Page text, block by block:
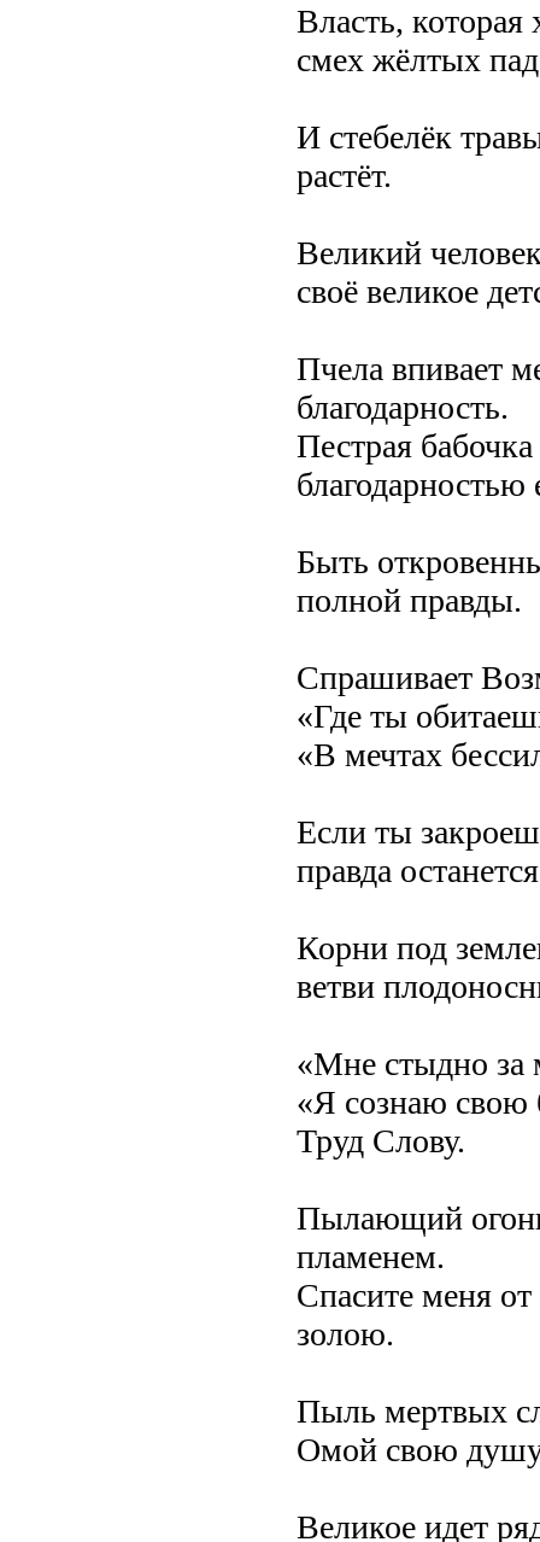
Власть,
смех жёлтых
И стебелёк
растёт.
Великий
своё великое
Пчела впивает
благодарность.
Пестрая
благодарностью
Быть
полной правды.
Спрашивает
«Где ты
«В мечтах
Если ты
правда
Корни под
ветви
«Мне стыдно за
«Я сознаю свою
Труд Слову.
Пылающий
пламенем.
Спасите меня
золою.
Пыль мертвых
Омой свою
Великое идет